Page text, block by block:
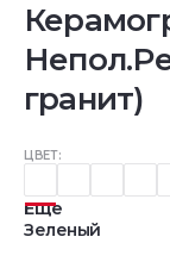
гранит)
ЦВЕТ:
Еще
Зеленый